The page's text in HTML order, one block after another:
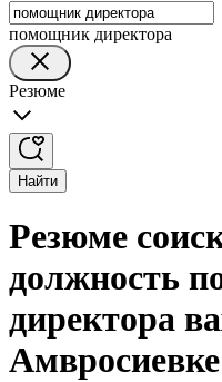
помощник директора
Резюме
Найти
Резюме
должность
директора
Амвросиевке